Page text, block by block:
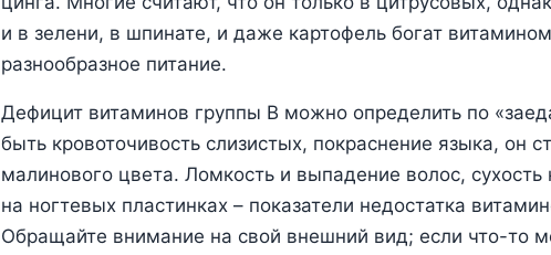
и в зелени, в шпинате, и даже картофель богат
разнообразное питание.
Дефицит витаминов группы В можно определить по
быть кровоточивость слизистых, покраснение языка, он
малинового цвета. Ломкость и выпадение волос,
на ногтевых пластинках – показатели недостатка
Обращайте внимание на свой внешний вид; если что-то